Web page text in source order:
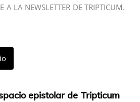
A LA NEWSLETTER DE TRIPTICUM.
epistolar de Tripticum